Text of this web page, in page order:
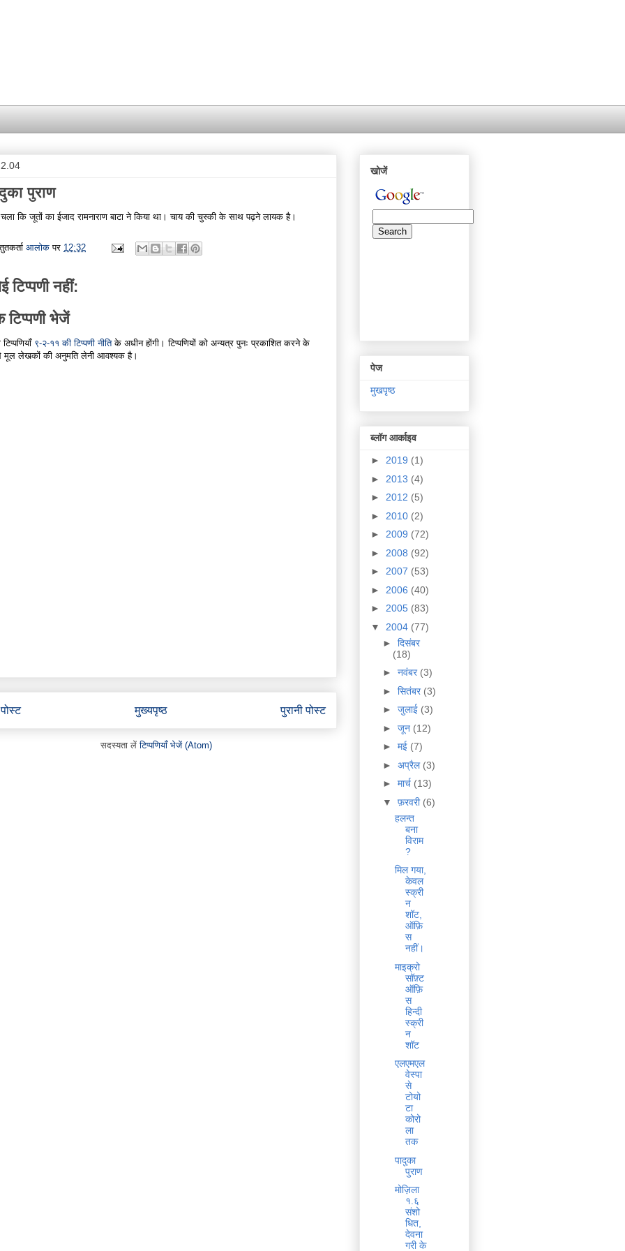
पुराण
चला कि जूतों का ईजाद रामनाराण बाटा ने किया था। चाय की चुस्की के साथ पढ़ने लायक है।
आलोक पर 12:32
टिप्पणी नहीं:
टिप्पणी भेजें
९-२-११ की टिप्पणी नीतिके अधीन होंगी। टिप्पणियों को अन्यत्र पुनः प्रकाशित करने के
मूल लेखकों की अनुमति लेनी आवश्यक है।
पुरानी पोस्ट
मुख्यपृष्ठ
सदस्यता लेंटिप्पणियाँ भेजें (Atom)
खोजें
पेज
मुखपृष्ठ
ब्लॉग आर्काइव
► 2019 (1)
► 2013 (4)
► 2012 (5)
► 2010 (2)
► 2009 (72)
► 2008 (92)
► 2007 (53)
► 2006 (40)
► 2005 (83)
▼ 2004 (77)
► दिसंबर
(18)
► नवंबर (3)
► सितंबर (3)
► जुलाई (3)
► जून (12)
► मई (7)
► अप्रैल (3)
► मार्च (13)
▼ फ़रवरी (6)
हलन्त
बना
विराम
?
मिल गया,
केवल
स्क्री
न
शॉट,
ऑफ़ि
स
नहीं।
माइक्रो
सॉफ़्ट
ऑफ़ि
स
हिन्दी
स्क्री
न
शॉट
एलएमएल
वेस्पा
से
टोयो
टा
कोरो
ला
तक
पादुका
पुराण
मोज़िला
१.६
संशो
धित,
देवना
गरी के